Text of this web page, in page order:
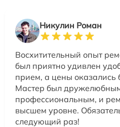
Никулин Роман
Восхитительный опыт
был приятно удивлен
прием, а цены оказались
Мастер был
профессиональным, и
высшем уровне.
следующий раз!